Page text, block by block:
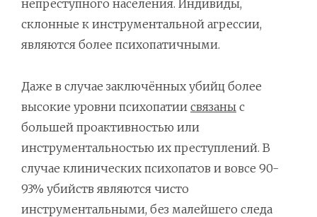
непреступного населения. Индивиды,
склонные к инструментальной агрессии,
являются более психопатичными.
Даже в случае заключённых убийц более
высокие уровни психопатии связаны с
большей проактивностью или
инструментальностью их преступлений. В
случае клинических психопатов и вовсе 90-
93% убийств являются чисто
инструментальными, без малейшего следа